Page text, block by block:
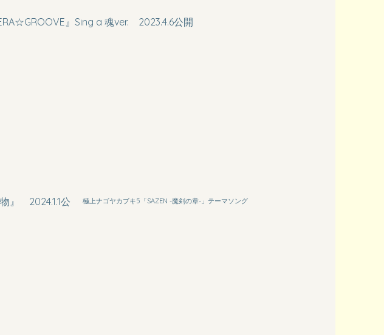
』Sing a 魂ver. 2023.4.6公開
物』 2024.1.1公
極上ナゴヤカブキ5「SAZEN -魔剣の章-」テーマソング